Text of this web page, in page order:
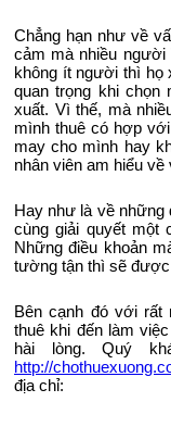
Chẳng hạn như về
cảm mà nhiều
không ít người thì họ
quan trọng khi chọn
xuất. Vì thế, mà
mình thuê có hợp
may cho mình hay
nhân viên am hiểu
Hay như là về những
cùng giải quyết một
Những điều khoản
Bên cạnh đó với rất
thuê khi đến làm
http://
địa chỉ: